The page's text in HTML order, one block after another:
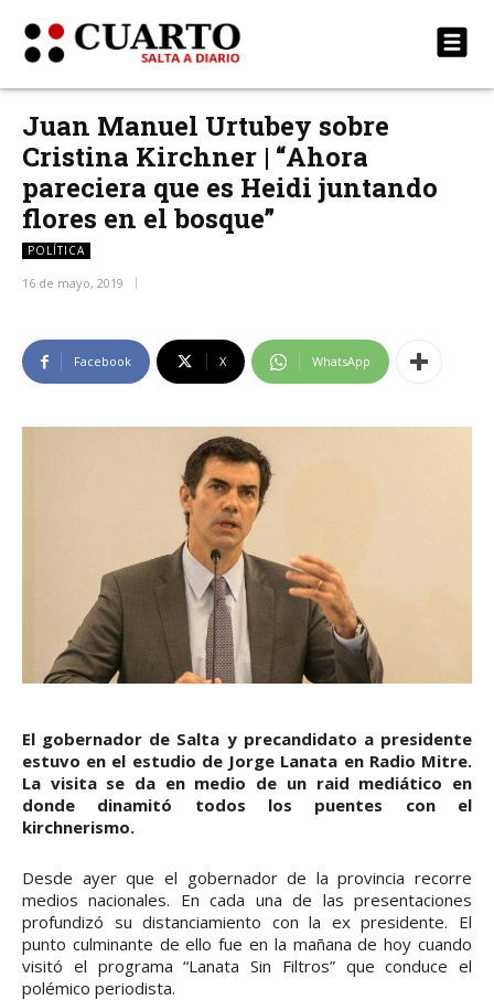
Juan Manuel Urtubey sobre
Cristina Kirchner | “Ahora
pareciera que es Heidi juntando
flores en el bosque”
POLÍTICA
16 de mayo, 2019
Facebook X WhatsApp
El gobernador de Salta y precandidato a presidente
estuvo en el estudio de Jorge Lanata en Radio Mitre.
La visita se da en medio de un raid mediático en
donde dinamitó todos los puentes con el
kirchnerismo.
Desde ayer que el gobernador de la provincia recorre
medios nacionales. En cada una de las presentaciones
profundizó su distanciamiento con la ex presidente. El
punto culminante de ello fue en la mañana de hoy cuando
visitó el programa “Lanata Sin Filtros” que conduce el
polémico periodista.